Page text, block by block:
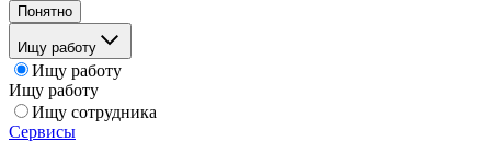
Понятно
Ищу работу
Ищу работу
Ищу работу
Ищу сотрудника
Сервисы